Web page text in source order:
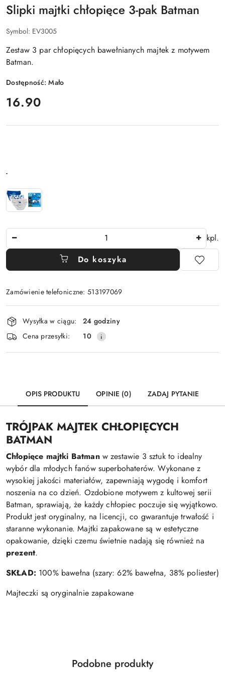
Slipki majtki chłopięce 3-pak Batman
Symbol: EV3005
Zestaw 3 par chłopięcych bawełnianych majtek z motywem
Batman.
Dostępność:Mało
cena:
16.90
Wariant
-
kpl.
Do koszyka
Zamówienie telefoniczne: 513197069
Dostępność
i
dostawa
Wysyłka w ciągu:
24 godziny
Cena przesyłki:
10
OPIS PRODUKTU OPINIE (0) ZADAJ PYTANIE
TRÓJPAK MAJTEK CHŁOPIĘCYCH
BATMAN
Chłopięce majtki Batmanw zestawie 3 sztuk to idealny
wybór dla młodych fanów superbohaterów. Wykonane z
wysokiej jakości materiałów, zapewniają wygodę i komfort
noszenia na co dzień. Ozdobione motywem z kultowej serii
Batman, sprawiają, że każdy chłopiec poczuje się wyjątkowo.
Produkt jest oryginalny, na licencji, co gwarantuje trwałość i
staranne wykonanie. Majtki zapakowane są w estetyczne
opakowanie, dzięki czemu świetnie nadają się również na
prezent.
SKŁAD: 100% bawełna (szary: 62% bawełna, 38% poliester)
Majteczki są oryginalnie zapakowane
Pomiń karuzelę produktów
Produkty
Podobne produkty